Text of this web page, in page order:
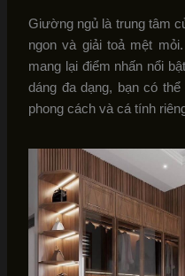
Giường ngủ là trung tâm
ngon và giải toả mệt
mang lại điểm nhấn nổi
dáng đa dạng, bạn có
phong cách và cá tính